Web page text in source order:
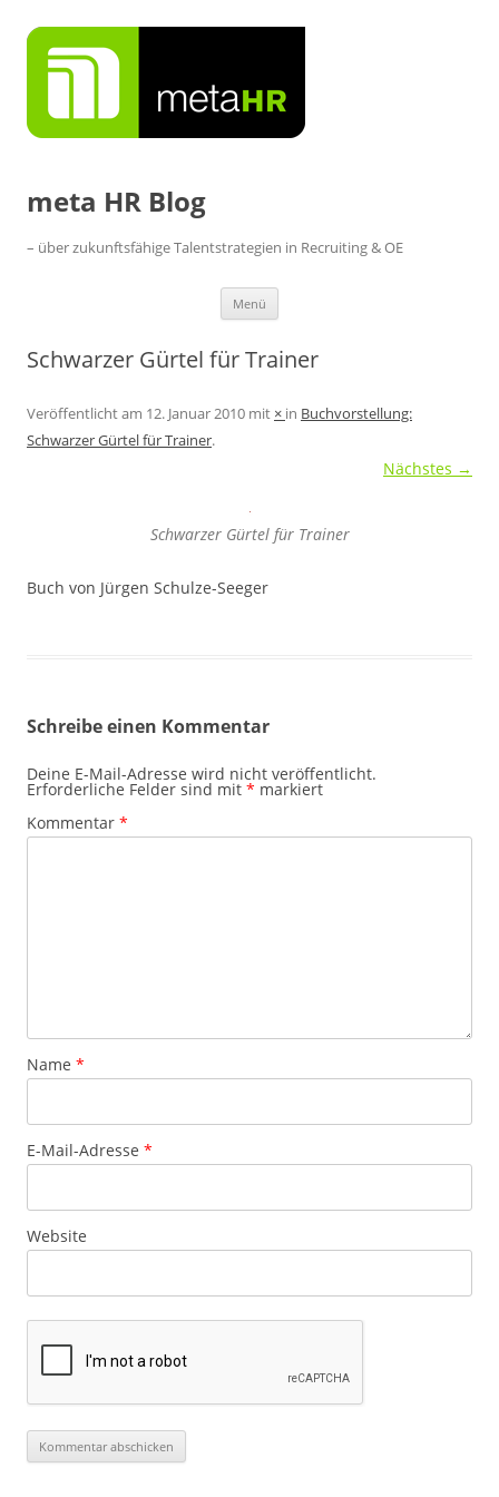
Inhalt
springen
meta HR Blog
– über zukunftsfähige Talentstrategien in Recruiting & OE
Menü
Schwarzer Gürtel für Trainer
Veröffentlicht am 12. Januar 2010 mit × in Buchvorstellung:
Schwarzer Gürtel für Trainer.
Nächstes →
Schwarzer Gürtel für Trainer
Buch von Jürgen Schulze-Seeger
Schreibe einen Kommentar
Deine E-Mail-Adresse wird nicht veröffentlicht.
Erforderliche Felder sind mit * markiert
Kommentar *
Name *
E-Mail-Adresse *
Website